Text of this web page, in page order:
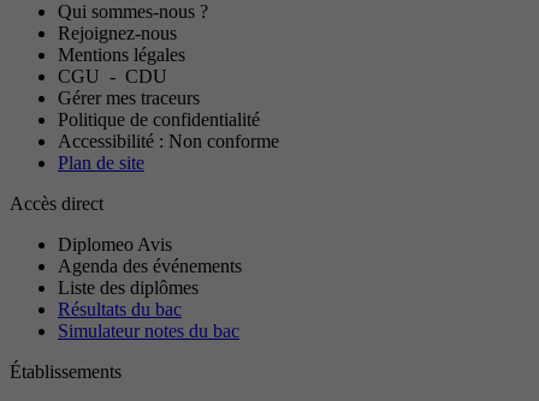
Qui sommes-nous ?
Rejoignez-nous
Mentions légales
CGU - CDU
Gérer mes traceurs
Politique de confidentialité
Accessibilité : Non conforme
Plan de site
Accès direct
Diplomeo Avis
Agenda des événements
Liste des diplômes
Résultats du bac
Simulateur notes du bac
Établissements